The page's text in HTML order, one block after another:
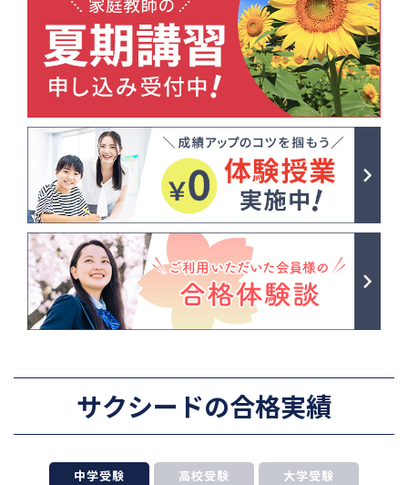
サクシードの合格実績
中学受験 高校受験 大学受験